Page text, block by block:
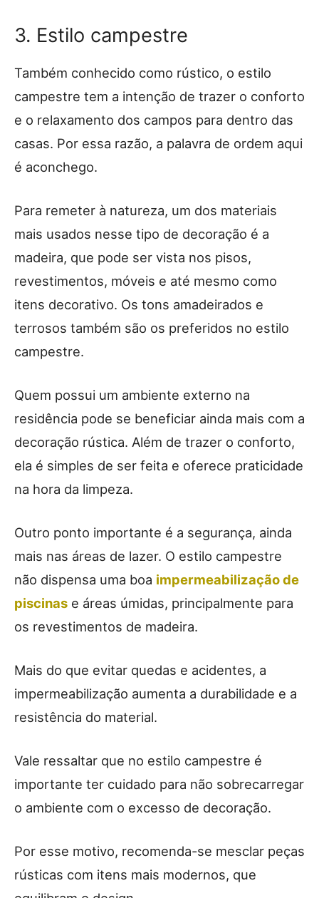
3. Estilo campestre
Também conhecido como rústico, o estilo
campestre tem a intenção de trazer o conforto
e o relaxamento dos campos para dentro das
casas. Por essa razão, a palavra de ordem aqui
é aconchego.
Para remeter à natureza, um dos materiais
mais usados nesse tipo de decoração é a
madeira, que pode ser vista nos pisos,
revestimentos, móveis e até mesmo como
itens decorativo. Os tons amadeirados e
terrosos também são os preferidos no estilo
campestre.
Quem possui um ambiente externo na
residência pode se beneficiar ainda mais com a
decoração rústica. Além de trazer o conforto,
ela é simples de ser feita e oferece praticidade
na hora da limpeza.
Outro ponto importante é a segurança, ainda
mais nas áreas de lazer. O estilo campestre
não dispensa uma boa impermeabilização de
piscinas e áreas úmidas, principalmente para
os revestimentos de madeira.
Mais do que evitar quedas e acidentes, a
impermeabilização aumenta a durabilidade e a
resistência do material.
Vale ressaltar que no estilo campestre é
importante ter cuidado para não sobrecarregar
o ambiente com o excesso de decoração.
Por esse motivo, recomenda-se mesclar peças
rústicas com itens mais modernos, que